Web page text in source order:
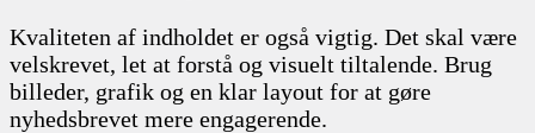
Kvaliteten af indholdet er også vigtig. Det skal være
velskrevet, let at forstå og visuelt tiltalende. Brug
billeder, grafik og en klar layout for at gøre
nyhedsbrevet mere engagerende.